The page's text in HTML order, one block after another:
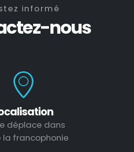
informé
nous
déplace dans
la francophonie